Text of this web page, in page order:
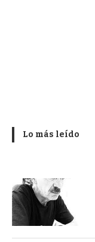
Lo más leído